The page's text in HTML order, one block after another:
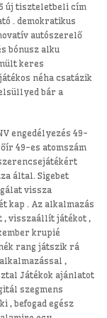
új tiszteletbeli cím
. demokratikus
autószerelő
bónusz alku
keres
néha csatázik
bár a
engedélyezés 49-
49-es atomszám
által. Sigebet
vissza
kap . Az alkalmazás
, visszaállít játékot ,
krupié
rang játszik rá
,
Játékok ajánlatot
szegmens
, befogad egész